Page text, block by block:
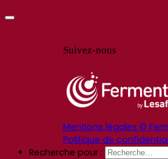
Suivez-nous
Mentions légales ©
Politique de
Recherche pour :